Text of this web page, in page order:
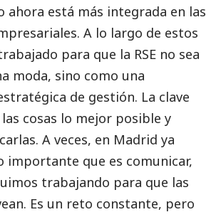
ahora está más integrada en las
A lo largo de estos
para que la RSE no sea
moda, sino como una
de gestión. La clave
cosas lo mejor posible y
A veces, en Madrid ya
importante que es comunicar,
trabajando para que las
Es un reto constante, pero